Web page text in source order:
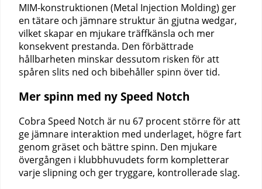
MIM-konstruktionen (Metal Injection Molding) ger
en tätare och jämnare struktur än gjutna wedgar,
vilket skapar en mjukare träffkänsla och mer
konsekvent prestanda. Den förbättrade
hållbarheten minskar dessutom risken för att
spåren slits ned och bibehåller spinn över tid.
Mer spinn med ny Speed Notch
Cobra Speed Notch är nu 67 procent större för att
ge jämnare interaktion med underlaget, högre fart
genom gräset och bättre spinn. Den mjukare
övergången i klubbhuvudets form kompletterar
varje slipning och ger tryggare, kontrollerade slag.